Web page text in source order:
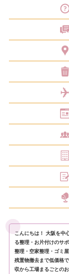
こんにちは！ 大阪を中
る整理・お片付けのサ
整理・空家整理・ゴミ
残置物撤去まで低価格
収から工場まるごとの